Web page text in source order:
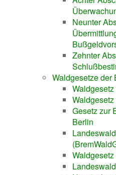
Neunter
Zehnter
Waldgesetze der
Gesetz zur
Berlin